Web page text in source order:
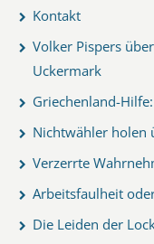
Kontakt
Volker Pispers
Uckermark
Griechenland-
Nichtwähler holen
Verzerrte
Arbeitsfaulheit
Die Leiden der